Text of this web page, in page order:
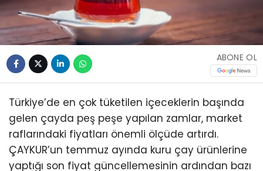
ABONE OL
Türkiye’de en çok tüketilen içeceklerin başında
gelen çayda peş peşe yapılan zamlar, market
raflarındaki fiyatları önemli ölçüde artırdı.
ÇAYKUR’un temmuz ayında kuru çay ürünlerine
yaptığı son fiyat güncellemesinin ardından bazı